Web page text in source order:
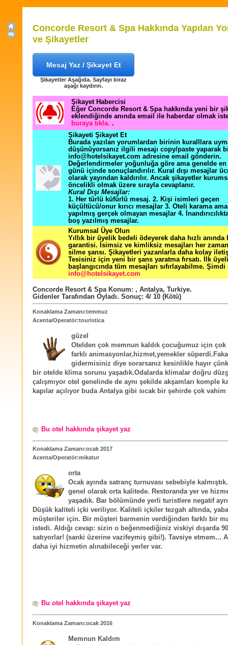
Concorde Resort & Spa Hakkında Yapılan
ve Şikayetler
Mesaj Yaz / Şikayet Et
Şikayetler Aşağıda. Sayfayı biraz
aşağı kaydırın.
Şikayet Habercisi
Eğer Concorde Resort & Spa hakkında yeni bir
eklendiğinde anında email ile haberdar olmak
buraya tıkla. .
Şikayeti Şikayet Et
Burada yazılan yorumlardan birinin kuralllara
düşünüyorsanız ilgili mesajı copy/paste yaparak
info@hotelsikayet.com adresine email gönderin.
Değerlendirmeler yoğunluğa göre ama genelde
günü içinde sonuçlandırılır. Kural dışı mesajlar
olarak yayından kaldırılır. Ancak şikayetler
öncelikli olmak üzere sırayla cevaplanır.
Kural Dışı Mesajlar:
1. Her türlü küfürlü mesaj. 2. Kişi isimleri geçen
küçültücü/onur kırıcı mesajlar 3. Oteli karama
yapılmış gerçek olmayan mesajlar 4.
boş yazılmış mesajlar.
Kurumsal Üye Olun
Yıllık bir üyelik bedeli ödeyerek daha hızlı
garantisi. İsimsiz ve kimliksiz mesajları her zaman
silme şansı. Şikayetleri yazanlarla daha kolay
Tesisiniz için yeni bir şans yaratma fırsatı. İlk
başlangıcında tüm mesajları sıfırlayabilme. Şimdi
info@hotelsikayet.com
Concorde Resort & SpaKonum: , Antalya, Turkiye.
Gidenler Tarafından Oyladı. Sonuç: 4/ 10 (Kötü)
Konaklama Zamanı:temmuz
Acenta/Operatör:touristica
güzel
Otelden çok memnun kaldık çocuğumuz için
farklı animasyonlar,hizmet,yemekler
gidermisiniz diye sorarsanız kesinlikle hayır
bir otelde klima sorunu yaşadık.Odalarda klimalar doğru
çalışmıyor otel genelinde de aynı şekilde akşamları komple
kapılar açılıyor buda Antalya gibi sıcak bir şehirde çok
Bu otel hakkında şikayet yaz
Konaklama Zamanı:ocak 2017
Acenta/Operatör:mikatur
orta
Ocak ayında satranç turnuvası sebebiyle
genel olarak orta kalitede. Restoranda yer ve
yaşadık. Bar bölümünde yerli turistlere negatif
Düşük kaliteli içki veriliyor. Kaliteli içkiler tezgah altında,
müşteriler için. Bir müşteri barmenin verdiğinden farklı bir
istedi. Aldığı cevap: sizin o beğenmediğiniz viskiyi dışarda
satıyorlar! (sanki üzerine vazifeymiş gibi!). Tavsiye etmem...
daha iyi hizmetin alınabileceği yerler var.
Bu otel hakkında şikayet yaz
Konaklama Zamanı:ocak 2016
Memnun Kaldım